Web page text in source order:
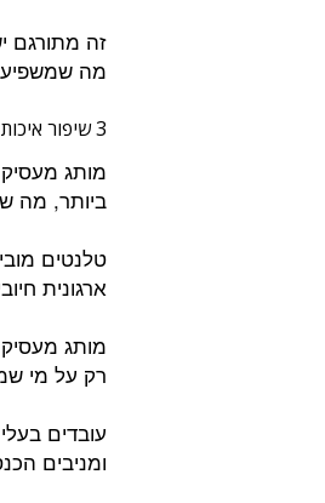
זה מתורגם
מה שמשפיע
3 שיפור איכות הטלנטים ופרודוקטיביות החדשנות:
מותג
ביותר, מה
טלנטים
ארגונית
מותג
רק על מי
עובדים
ומניבים